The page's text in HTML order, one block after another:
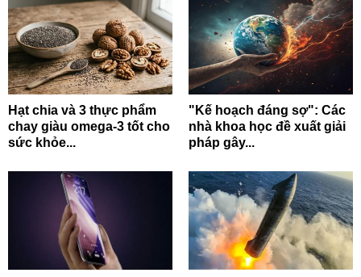
Hạt chia và 3 thực phẩm
chay giàu omega-3 tốt cho
sức khỏe...
"Kế hoạch đáng sợ": Các
nhà khoa học đề xuất giải
pháp gây...